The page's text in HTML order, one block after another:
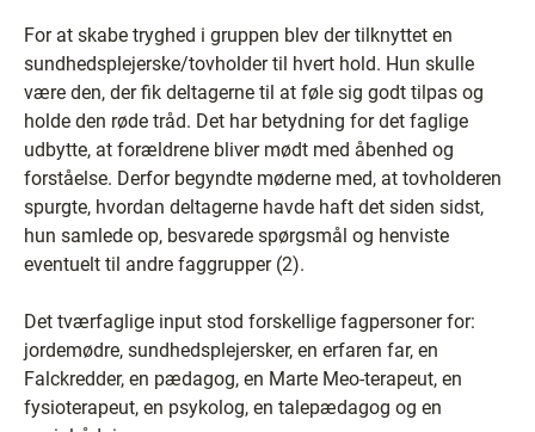
For at skabe tryghed i gruppen blev der tilknyttet en
sundhedsplejerske/tovholder til hvert hold. Hun skulle
være den, der fik deltagerne til at føle sig godt tilpas og
holde den røde tråd. Det har betydning for det faglige
udbytte, at forældrene bliver mødt med åbenhed og
forståelse. Derfor begyndte møderne med, at tovholderen
spurgte, hvordan deltagerne havde haft det siden sidst,
hun samlede op, besvarede spørgsmål og henviste
eventuelt til andre faggrupper (2).
Det tværfaglige input stod forskellige fagpersoner for:
jordemødre, sundhedsplejersker, en erfaren far, en
Falckredder, en pædagog, en Marte Meo-terapeut, en
fysioterapeut, en psykolog, en talepædagog og en